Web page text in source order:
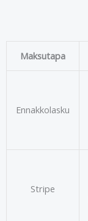
Maksutapa
Ennakkolasku
Stripe